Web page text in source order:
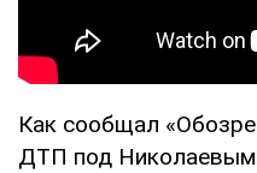
Как сообщал
ДТП под Николаевым